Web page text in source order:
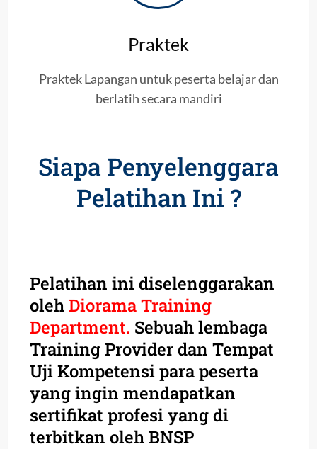
Praktek
Praktek Lapangan untuk peserta belajar dan
berlatih secara mandiri
Siapa Penyelenggara
Pelatihan Ini ?
Pelatihan ini diselenggarakan
olehDiorama Training
Department. Sebuah lembaga
Training Provider dan Tempat
Uji Kompetensi para peserta
yang ingin mendapatkan
sertifikat profesi yang di
terbitkan oleh BNSP